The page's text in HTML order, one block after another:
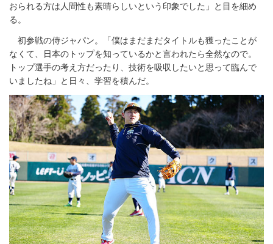
おられる方は人間性も素晴らしいという印象でした」と目を細め
る。
初参戦の侍ジャパン。「僕はまだまだタイトルも獲ったことが
なくて、日本のトップを知っているかと言われたら全然なので。
トップ選手の考え方だったり、技術を吸収したいと思って臨んで
いましたね」と日々、学習を積んだ。